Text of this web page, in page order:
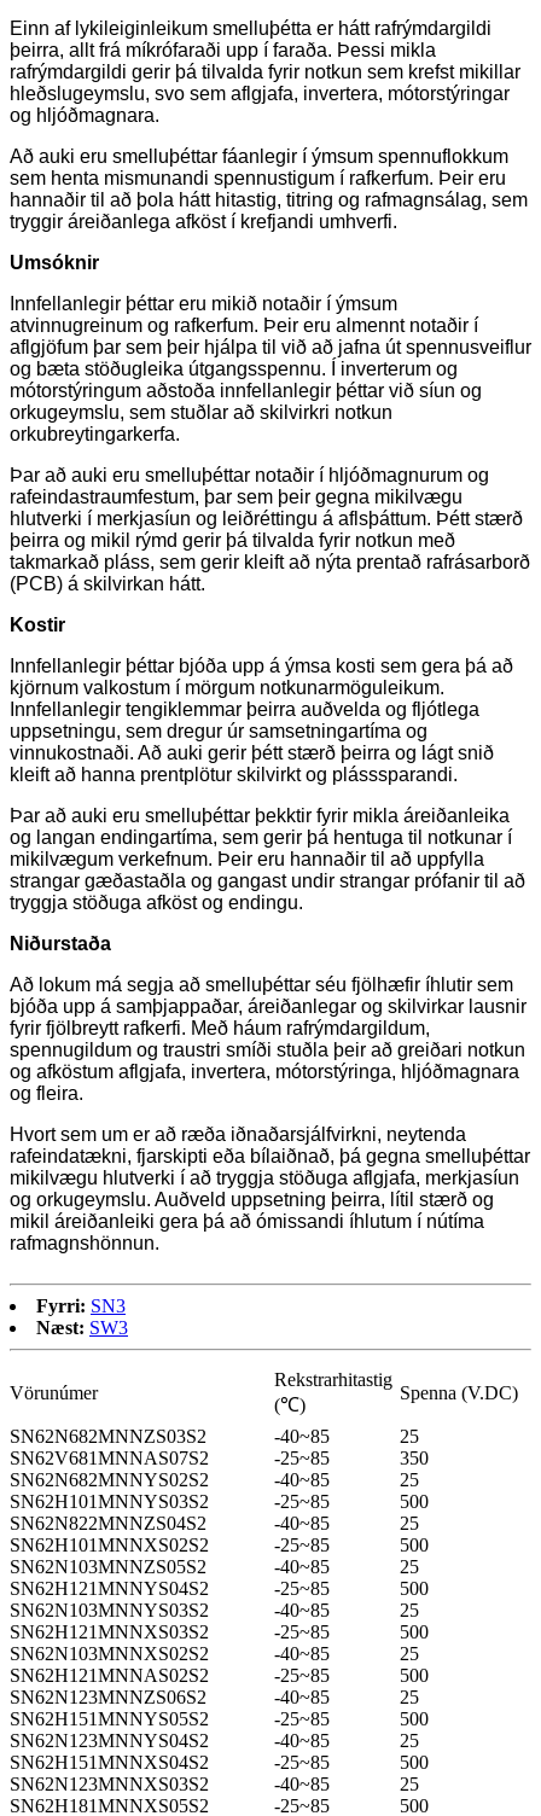
Einn af lykileiginleikum smelluþétta er hátt rafrýmdargildi
þeirra, allt frá míkrófaraði upp í faraða. Þessi mikla
rafrýmdargildi gerir þá tilvalda fyrir notkun sem krefst mikillar
hleðslugeymslu, svo sem aflgjafa, invertera, mótorstýringar
og hljóðmagnara.
Að auki eru smelluþéttar fáanlegir í ýmsum spennuflokkum
sem henta mismunandi spennustigum í rafkerfum. Þeir eru
hannaðir til að þola hátt hitastig, titring og rafmagnsálag, sem
tryggir áreiðanlega afköst í krefjandi umhverfi.
Umsóknir
Innfellanlegir þéttar eru mikið notaðir í ýmsum
atvinnugreinum og rafkerfum. Þeir eru almennt notaðir í
aflgjöfum þar sem þeir hjálpa til við að jafna út spennusveiflur
og bæta stöðugleika útgangsspennu. Í inverterum og
mótorstýringum aðstoða innfellanlegir þéttar við síun og
orkugeymslu, sem stuðlar að skilvirkri notkun
orkubreytingarkerfa.
Þar að auki eru smelluþéttar notaðir í hljóðmagnurum og
rafeindastraumfestum, þar sem þeir gegna mikilvægu
hlutverki í merkjasíun og leiðréttingu á aflsþáttum. Þétt stærð
þeirra og mikil rýmd gerir þá tilvalda fyrir notkun með
takmarkað pláss, sem gerir kleift að nýta prentað rafrásarborð
(PCB) á skilvirkan hátt.
Kostir
Innfellanlegir þéttar bjóða upp á ýmsa kosti sem gera þá að
kjörnum valkostum í mörgum notkunarmöguleikum.
Innfellanlegir tengiklemmar þeirra auðvelda og fljótlega
uppsetningu, sem dregur úr samsetningartíma og
vinnukostnaði. Að auki gerir þétt stærð þeirra og lágt snið
kleift að hanna prentplötur skilvirkt og plásssparandi.
Þar að auki eru smelluþéttar þekktir fyrir mikla áreiðanleika
og langan endingartíma, sem gerir þá hentuga til notkunar í
mikilvægum verkefnum. Þeir eru hannaðir til að uppfylla
strangar gæðastaðla og gangast undir strangar prófanir til að
tryggja stöðuga afköst og endingu.
Niðurstaða
Að lokum má segja að smelluþéttar séu fjölhæfir íhlutir sem
bjóða upp á samþjappaðar, áreiðanlegar og skilvirkar lausnir
fyrir fjölbreytt rafkerfi. Með háum rafrýmdargildum,
spennugildum og traustri smíði stuðla þeir að greiðari notkun
og afköstum aflgjafa, invertera, mótorstýringa, hljóðmagnara
og fleira.
Hvort sem um er að ræða iðnaðarsjálfvirkni, neytenda
rafeindatækni, fjarskipti eða bílaiðnað, þá gegna smelluþéttar
mikilvægu hlutverki í að tryggja stöðuga aflgjafa, merkjasíun
og orkugeymslu. Auðveld uppsetning þeirra, lítil stærð og
mikil áreiðanleiki gera þá að ómissandi íhlutum í nútíma
rafmagnshönnun.
Fyrri: SN3
Næst: SW3
Vörunúmer
Rekstrarhitastig
(℃)
Spenna (V.DC)
SN62N682MNNZS03S2 -40~85
25
SN62V681MNNAS07S2
-25~85
350
SN62N682MNNYS02S2
-40~85
25
SN62H101MNNYS03S2
-25~85
500
SN62N822MNNZS04S2
-40~85
25
SN62H101MNNXS02S2
-25~85
500
SN62N103MNNZS05S2
-40~85
25
SN62H121MNNYS04S2
-25~85
500
SN62N103MNNYS03S2
-40~85
25
SN62H121MNNXS03S2
-25~85
500
SN62N103MNNXS02S2
-40~85
25
SN62H121MNNAS02S2
-25~85
500
SN62N123MNNZS06S2
-40~85
25
SN62H151MNNYS05S2
-25~85
500
SN62N123MNNYS04S2
-40~85
25
SN62H151MNNXS04S2
-25~85
500
SN62N123MNNXS03S2
-40~85
25
SN62H181MNNXS05S2
-25~85
500